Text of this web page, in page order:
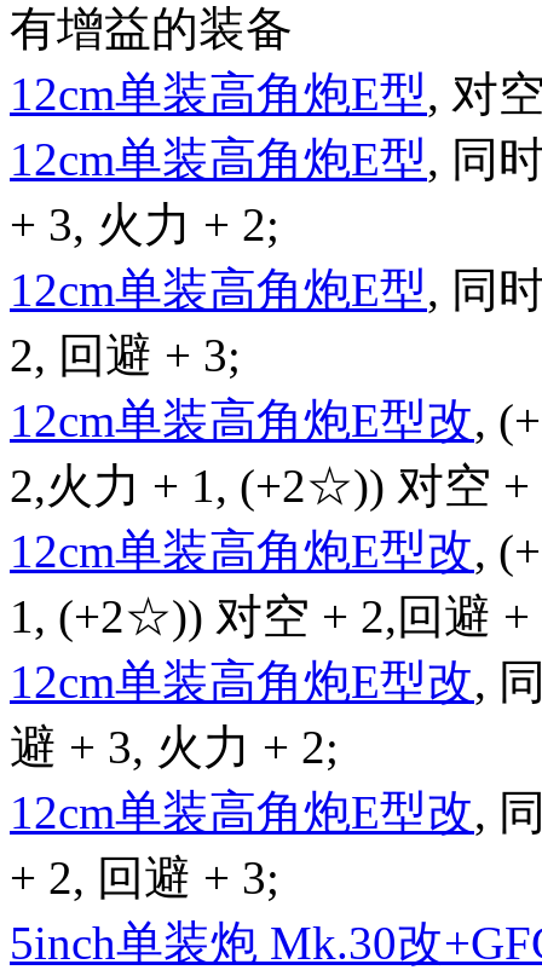
有增益的装备
12cm单装高角炮E型, 对
12cm单装高角炮E型, 同
+ 3, 火力 + 2;
12cm单装高角炮E型, 同
2, 回避 + 3;
12cm单装高角炮E型改,
2,火力 + 1, (+2☆)) 对空 +
12cm单装高角炮E型改,
1, (+2☆)) 对空 + 2,回避 +
12cm单装高角炮E型改,
避 + 3, 火力 + 2;
12cm单装高角炮E型改,
+ 2, 回避 + 3;
5inch单装炮 Mk.30改